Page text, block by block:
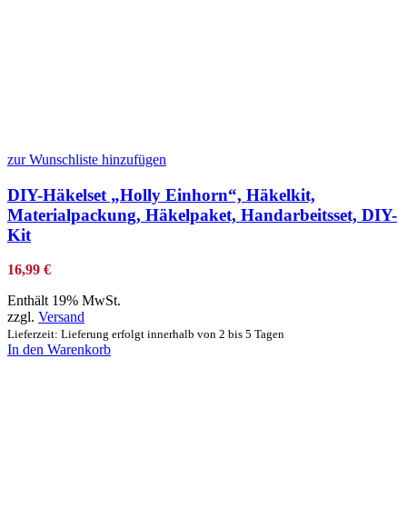
zur Wunschliste hinzufügen
DIY-Häkelset „Holly Einhorn“, Häkelkit,
Materialpackung, Häkelpaket, Handarbeitsset, DIY-
Kit
16,99 €
Enthält 19% MwSt.
zzgl. Versand
Lieferzeit: Lieferung erfolgt innerhalb von 2 bis 5 Tagen
In den Warenkorb